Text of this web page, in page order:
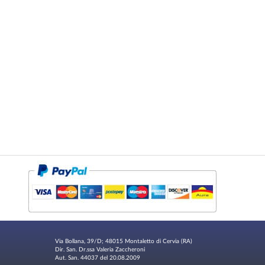
Via Bollana, 39/D; 48015 Montaletto di Cervia (RA)
Dir. San. Dr.ssa Valeria Zaccheroni
Aut. San. 44037 del 20.08.2009